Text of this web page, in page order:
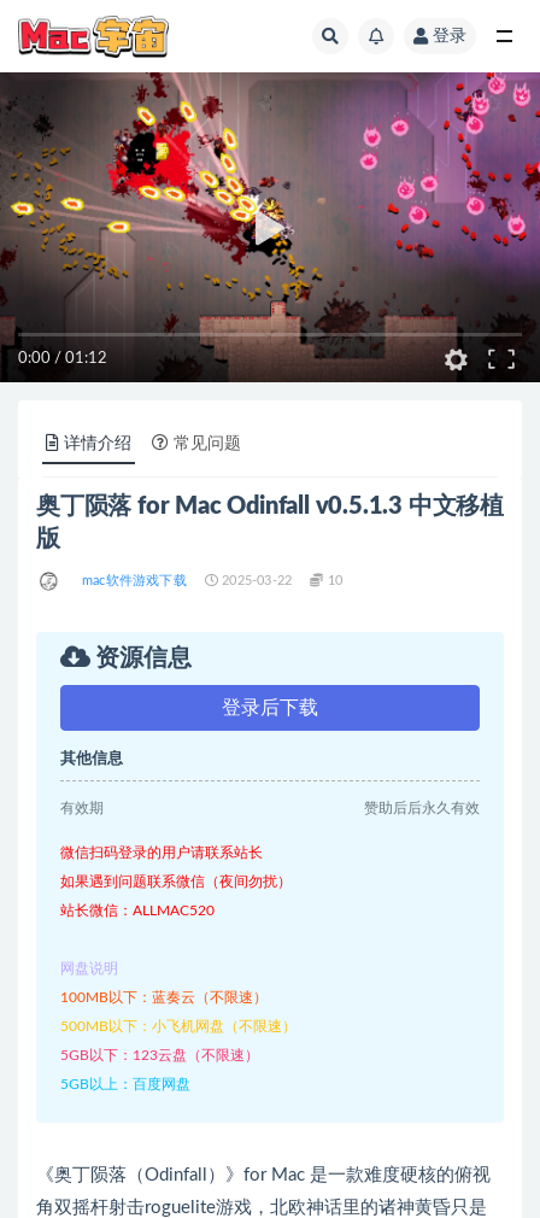
登录
0:00 / 01:12
详情介绍 常见问题
奥丁陨落 for Mac Odinfall v0.5.1.3 中文移植
版
mac软件游戏下载 2025-03-22 10
资源信息
登录后下载
其他信息
有效期 赞助后后永久有效
微信扫码登录的用户请联系站长
如果遇到问题联系微信（夜间勿扰）
站长微信：ALLMAC520
网盘说明
100MB以下：蓝奏云（不限速）
500MB以下：小飞机网盘（不限速）
5GB以下：123云盘（不限速）
5GB以上：百度网盘
《奥丁陨落（Odinfall）》for Mac 是一款难度硬核的俯视
角双摇杆射击roguelite游戏，北欧神话里的诸神黄昏只是